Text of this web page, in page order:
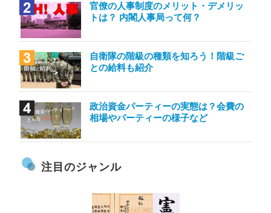
官僚の人事制度のメリット・デメリッ
トは？ 内閣人事局って何？
自衛隊の階級の種類を知ろう！階級ご
との給料も紹介
政治資金パーティーの実態は？会費の
相場やパーティーの様子など
注目のジャンル